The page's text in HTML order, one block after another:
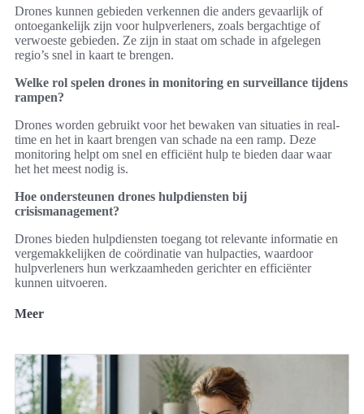
Drones kunnen gebieden verkennen die anders gevaarlijk of
ontoegankelijk zijn voor hulpverleners, zoals bergachtige of
verwoeste gebieden. Ze zijn in staat om schade in afgelegen
regio’s snel in kaart te brengen.
Welke rol spelen drones in monitoring en surveillance tijdens
rampen?
Drones worden gebruikt voor het bewaken van situaties in real-
time en het in kaart brengen van schade na een ramp. Deze
monitoring helpt om snel en efficiënt hulp te bieden daar waar
het het meest nodig is.
Hoe ondersteunen drones hulpdiensten bij
crisismanagement?
Drones bieden hulpdiensten toegang tot relevante informatie en
vergemakkelijken de coördinatie van hulpacties, waardoor
hulpverleners hun werkzaamheden gerichter en efficiënter
kunnen uitvoeren.
Meer